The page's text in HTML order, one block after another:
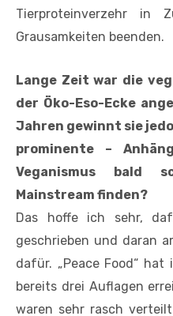
Tierproteinverzehr in
Grausamkeiten beenden.
Lange Zeit war die
der Öko-Eso-Ecke
Jahren gewinnt sie
prominente –
Veganismus bald
Mainstream finden?
Das hoffe ich sehr,
geschrieben und daran
dafür. „Peace Food“
bereits drei Auflagen
waren sehr rasch